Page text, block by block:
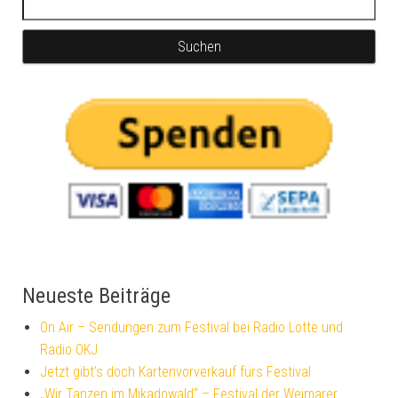
Neueste Beiträge
On Air – Sendungen zum Festival bei Radio Lotte und
Radio OKJ
Jetzt gibt’s doch Kartenvorverkauf fürs Festival
„Wir Tanzen im Mikadowald“ – Festival der Weimarer